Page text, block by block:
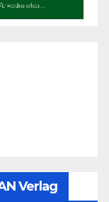
Verlag